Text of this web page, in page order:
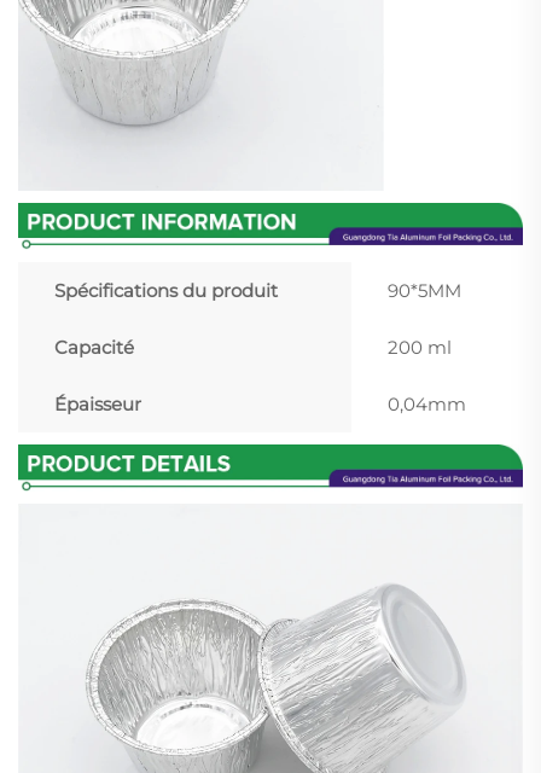
Spécifications du produit 90*5MM
Capacité 200 ml
Épaisseur 0,04mm